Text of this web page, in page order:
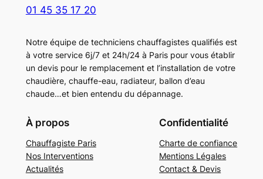
01 45 35 17 20
Notre équipe de techniciens chauffagistes qualifiés est
à votre service 6j/7 et 24h/24 à Paris pour vous établir
un devis pour le remplacement et l’installation de votre
chaudière, chauffe-eau, radiateur, ballon d’eau
chaude…et bien entendu du dépannage.
À propos
Chauffagiste Paris
Nos Interventions
Actualités
Confidentialité
Charte de confiance
Mentions Légales
Contact & Devis